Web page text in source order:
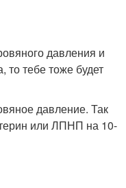
давления и
то тебе тоже будет
давление. Так
или ЛПНП на 10-